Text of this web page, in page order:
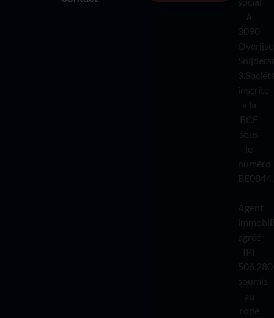
à
3090
inscrite
à la
BCE
sous
le
numéro
–
Agent
agréé
IPI
506.280
soumis
au
code